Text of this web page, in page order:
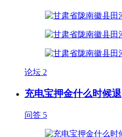
论坛 2
充电宝押金什么时候退
问答 5